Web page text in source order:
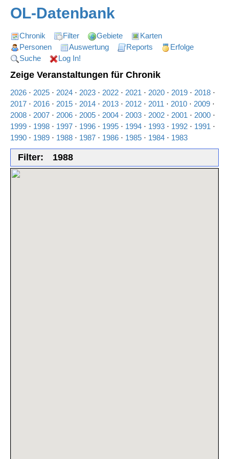
OL-Datenbank
Chronik Filter Gebiete
Karten
Personen
Auswertung Reports
Erfolge
Suche
Log In!
Zeige Veranstaltungen für Chronik
2026 · 2025 · 2024 · 2023 · 2022 · 2021 · 2020 · 2019 · 2018 ·
2017 · 2016 · 2015 · 2014 · 2013 · 2012 · 2011 · 2010 · 2009 ·
2008 · 2007 · 2006 · 2005 · 2004 · 2003 · 2002 · 2001 · 2000 ·
1999 · 1998 · 1997 · 1996 · 1995 · 1994 · 1993 · 1992 · 1991 ·
1990 · 1989 · 1988 · 1987 · 1986 · 1985 · 1984 · 1983
Filter: 1988